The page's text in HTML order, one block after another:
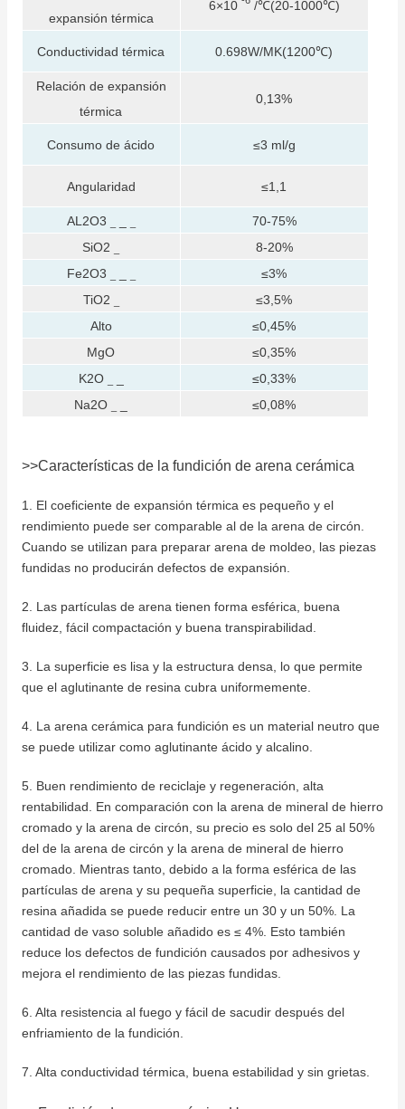
expansión térmica
6×10 /℃(20-1000℃)
Conductividad térmica 0.698W/MK(1200℃)
Relación de expansión
térmica
0,13%
Consumo de ácido ≤3 ml/g
Angularidad ≤1,1
AL2O3
70-75%
SiO2
8-20%
Fe2O3
≤3%
TiO2
≤3,5%
Alto
≤0,45%
MgO
≤0,35%
K2O
≤0,33%
Na2O
≤0,08%
>>Características de la fundición de arena cerámica
1. El coeficiente de expansión térmica es pequeño y el
rendimiento puede ser comparable al de la arena de circón.
Cuando se utilizan para preparar arena de moldeo, las piezas
fundidas no producirán defectos de expansión.
2. Las partículas de arena tienen forma esférica, buena
fluidez, fácil compactación y buena transpirabilidad.
3. La superficie es lisa y la estructura densa, lo que permite
que el aglutinante de resina cubra uniformemente.
4. La arena cerámica para fundición es un material neutro que
se puede utilizar como aglutinante ácido y alcalino.
5. Buen rendimiento de reciclaje y regeneración, alta
rentabilidad. En comparación con la arena de mineral de hierro
cromado y la arena de circón, su precio es solo del 25 al 50%
del de la arena de circón y la arena de mineral de hierro
cromado. Mientras tanto, debido a la forma esférica de las
partículas de arena y su pequeña superficie, la cantidad de
resina añadida se puede reducir entre un 30 y un 50%. La
cantidad de vaso soluble añadido es ≤ 4%. Esto también
reduce los defectos de fundición causados ​​por adhesivos y
mejora el rendimiento de las piezas fundidas.
6. Alta resistencia al fuego y fácil de sacudir después del
enfriamiento de la fundición.
7. Alta conductividad térmica, buena estabilidad y sin grietas.